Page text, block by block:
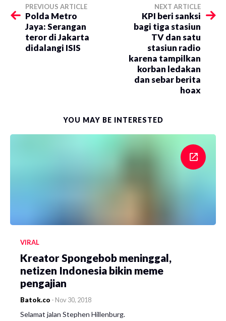
PREVIOUS ARTICLE
Polda Metro
Jaya: Serangan
teror di Jakarta
didalangi ISIS
NEXT ARTICLE
KPI beri sanksi
bagi tiga stasiun
TV dan satu
stasiun radio
karena tampilkan
korban ledakan
dan sebar berita
hoax
YOU MAY BE INTERESTED
VIRAL
Kreator Spongebob meninggal,
netizen Indonesia bikin meme
pengajian
Batok.co - Nov 30, 2018
Selamat jalan Stephen Hillenburg.